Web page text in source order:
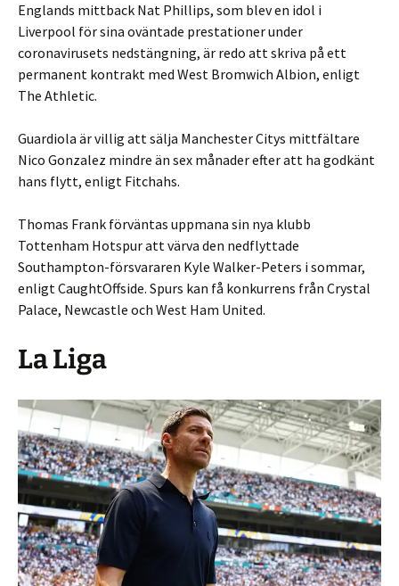
Englands mittback Nat Phillips, som blev en idol i
Liverpool för sina oväntade prestationer under
coronavirusets nedstängning, är redo att skriva på ett
permanent kontrakt med West Bromwich Albion, enligt
The Athletic.
Guardiola är villig att sälja Manchester Citys mittfältare
Nico Gonzalez mindre än sex månader efter att ha godkänt
hans flytt, enligt Fitchahs.
Thomas Frank förväntas uppmana sin nya klubb
Tottenham Hotspur att värva den nedflyttade
Southampton-försvararen Kyle Walker-Peters i sommar,
enligt CaughtOffside. Spurs kan få konkurrens från Crystal
Palace, Newcastle och West Ham United.
La Liga